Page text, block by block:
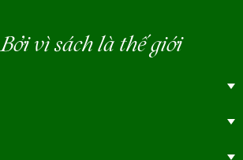
Bởi vì sách là thế giới